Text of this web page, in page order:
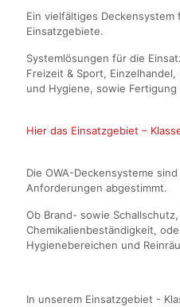
Ein vielfältiges
Einsatzgebiete.
Systemlösungen für die
Freizeit & Sport,
und Hygiene, sowie Fertigung
Hier das Einsatzgebiet –
Die OWA-Deckensysteme
Anforderungen abgestimmt.
Ob Brand- sowie
Chemikalienbeständigkeit,
Hygienebereichen und
In unserem Einsatzgebiet -